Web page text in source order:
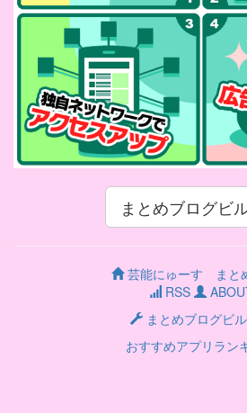
まとめブログビ
芸能にゅーす まと
RSS
まとめブログビ
おすすめアプリラン